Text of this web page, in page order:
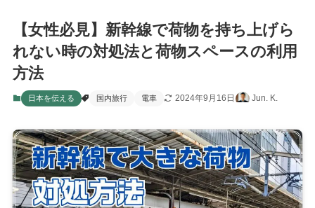
【女性必見】新幹線で荷物を持ち上げら
れない時の対処法と荷物スペースの利用
方法
日本を伝える 国内旅行 電車 2024年9月16日 Jun. K.